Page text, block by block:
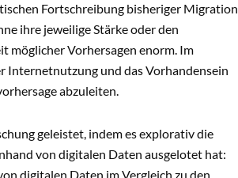
Fortschreibung bisheriger Migration
ihre jeweilige Stärke oder den
möglicher Vorhersagen enorm. Im
Internetnutzung und das Vorhandensein
abzuleiten.
geleistet, indem es explorativ die
von digitalen Daten ausgelotet hat:
digitalen Daten im Vergleich zu den